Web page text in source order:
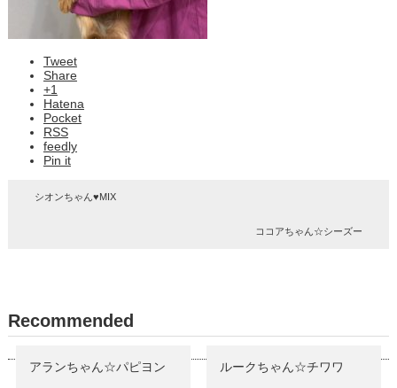
Tweet
Share
+1
Hatena
Pocket
RSS
feedly
Pin it
シオンちゃん♥MIX
ココアちゃん☆シーズー
Recommended
アランちゃん☆パピヨン ルークちゃん☆チワワ